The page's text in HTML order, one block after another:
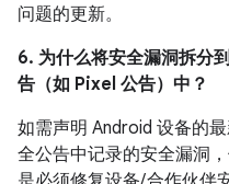
问题的更新。
6. 为什么将安全漏洞拆分
告（如 Pixel 公告）中？
如需声明 Android 设备的
全公告中记录的安全漏洞